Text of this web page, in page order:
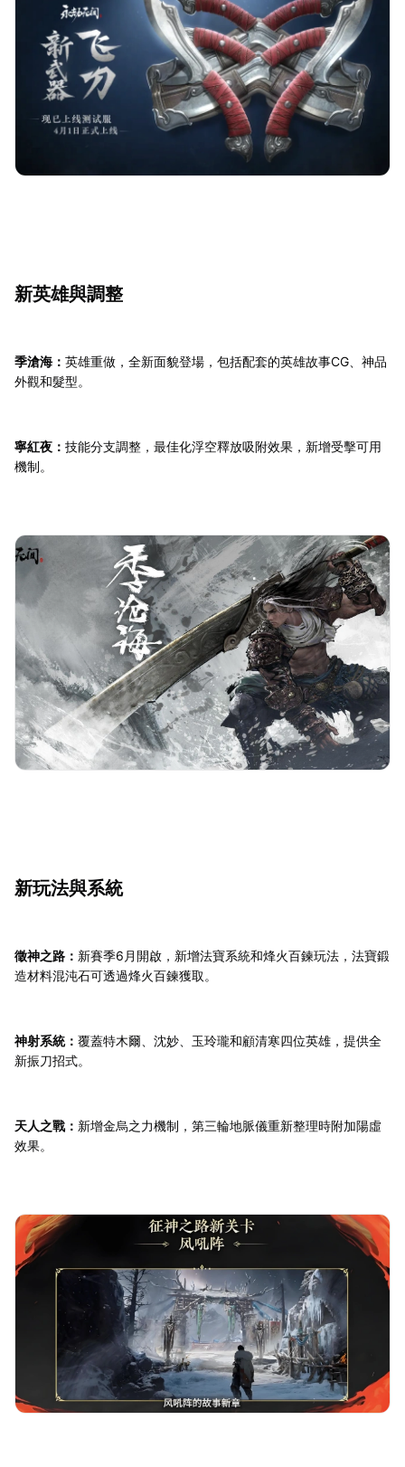
新英雄與調整
季滄海： 英雄重做，全新面貌登場，包括配套的英雄故事CG、神品
外觀和髮型。
寧紅夜： 技能分支調整，最佳化浮空釋放吸附效果，新增受擊可用
機制。
新玩法與系統
徵神之路： 新賽季6月開啟，新增法寶系統和烽火百鍊玩法，法寶鍛
造材料混沌石可透過烽火百鍊獲取。
神射系統： 覆蓋特木爾、沈妙、玉玲瓏和顧清寒四位英雄，提供全
新振刀招式。
天人之戰： 新增金烏之力機制，第三輪地脈儀重新整理時附加陽虛
效果。